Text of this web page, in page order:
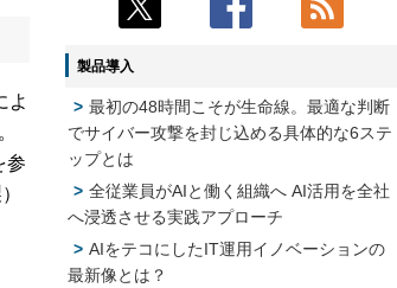
よ
参
Umios、消費者起点の販売計画策定に向
3
歩行ロボット利用を検証
4
【COMPUTEX 2026：Arm編】チップ自
社製造で鍵を握る台湾サプライチェー
ン、英Armが連携を強調
フィジカルAIが迫る“人と機械の役割の再
設計”【第3回】
時の異常を検出するAIを遠隔監視システ
3
れに電子カルテとAI技術を使う抽出方法
の研究開始
そもそも今の仕事はAIエージェントを求
めているのか【第25回】
製造業の現場の暗黙知を組織横断で活用
するためのナレッジ管理基盤、LIGHTzが
製品導入
最初の48時間こそが生命線。最適な判断
でサイバー攻撃を封じ込める具体的な6ステ
ップとは
全従業員がAIと働く組織へ AI活用を全社
へ浸透させる実践アプローチ
AIをテコにしたIT運用イノベーションの
最新像とは？